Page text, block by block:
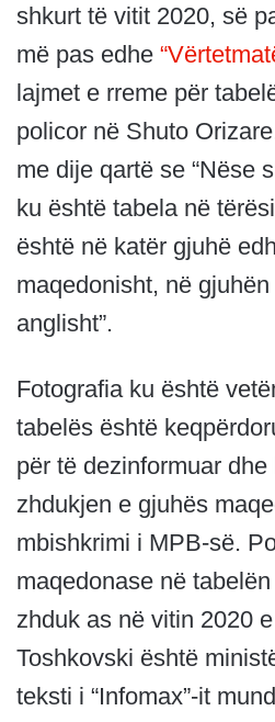
shkurt të vitit 2020, së
më pas edhe
lajmet e rreme për
policor në Shuto
me dije qartë se “Nëse
ku është tabela në
është në katër gjuhë
maqedonisht, në
anglisht”.
Fotografia ku është
tabelës është
për të dezinformuar
zhdukjen e gjuhës
mbishkrimi i MPB-së.
maqedonase në
zhduk as në vitin 2020
Toshkovski është
teksti i “Infomax”-it